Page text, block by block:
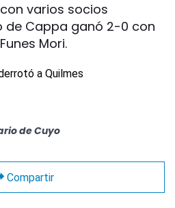
varios socios
de Cappa ganó 2-0 con
Mori.
de Cuyo
Compartir